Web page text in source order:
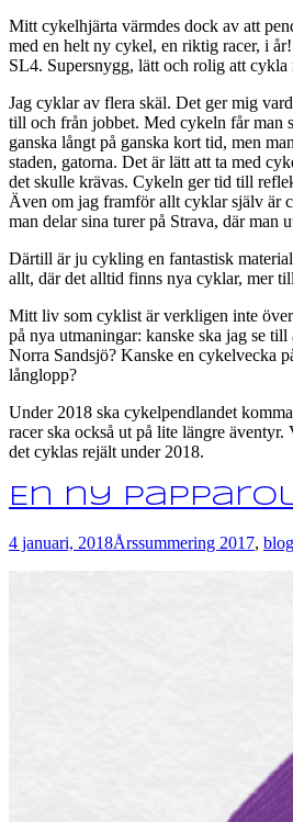
Mitt cykelhjärta värmdes dock av att
med en helt ny cykel, en riktig racer, i
SL4. Supersnygg, lätt och rolig att cykla
Jag cyklar av flera skäl. Det ger mig
till och från jobbet. Med cykeln får man
ganska långt på ganska kort tid, men
staden, gatorna. Det är lätt att ta med
det skulle krävas. Cykeln ger tid till
Även om jag framför allt cyklar själv är
man delar sina turer på Strava, där man
Därtill är ju cykling en fantastisk
allt, där det alltid finns nya cyklar, mer
Mitt liv som cyklist är verkligen inte
på nya utmaningar: kanske ska jag se
Norra Sandsjö? Kanske en cykelvecka
långlopp?
Under 2018 ska cykelpendlandet
racer ska också ut på lite längre äventyr.
det cyklas rejält under 2018.
En ny
4 januari, 2018Årssummering 2017,